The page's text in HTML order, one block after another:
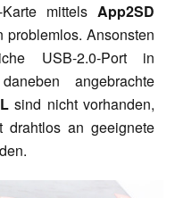
mittels App2SD
problemlos. Ansonsten
USB-2.0-Port in
angebrachte
sind nicht vorhanden,
drahtlos an geeignete